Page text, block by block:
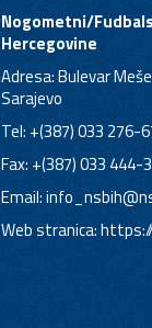
Nogometni/
Hercegovine
Adresa: Bulevar
Sarajevo
Tel: +(387) 033 276-
Fax: +(387) 033 444-
Email:
Web stranica: